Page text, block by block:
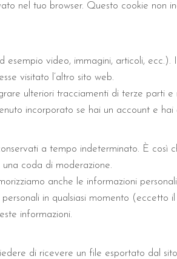
nel tuo browser. Questo cookie non
video, immagini, articoli,
visitato l’altro sito web.
ulteriori tracciamenti di terze parti e
incorporato se hai un account e
a tempo indeterminato. È così
coda di moderazione.
anche le informazioni
in qualsiasi momento (eccetto
informazioni.
di ricevere un file esportato dal